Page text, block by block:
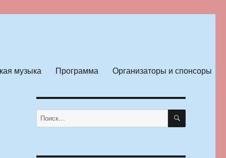
музыка Программа Организаторы и спонсоры
Искать: ПОИСК